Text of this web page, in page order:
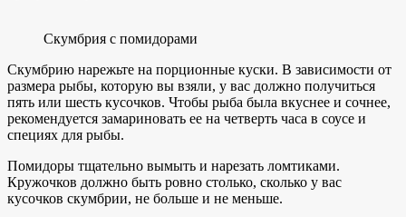
Скумбрия с помидорами
Скумбрию нарежьте на порционные куски. В зависимости от
размера рыбы, которую вы взяли, у вас должно получиться
пять или шесть кусочков. Чтобы рыба была вкуснее и сочнее,
рекомендуется замариновать ее на четверть часа в соусе и
специях для рыбы.
Помидоры тщательно вымыть и нарезать ломтиками.
Кружочков должно быть ровно столько, сколько у вас
кусочков скумбрии, не больше и не меньше.